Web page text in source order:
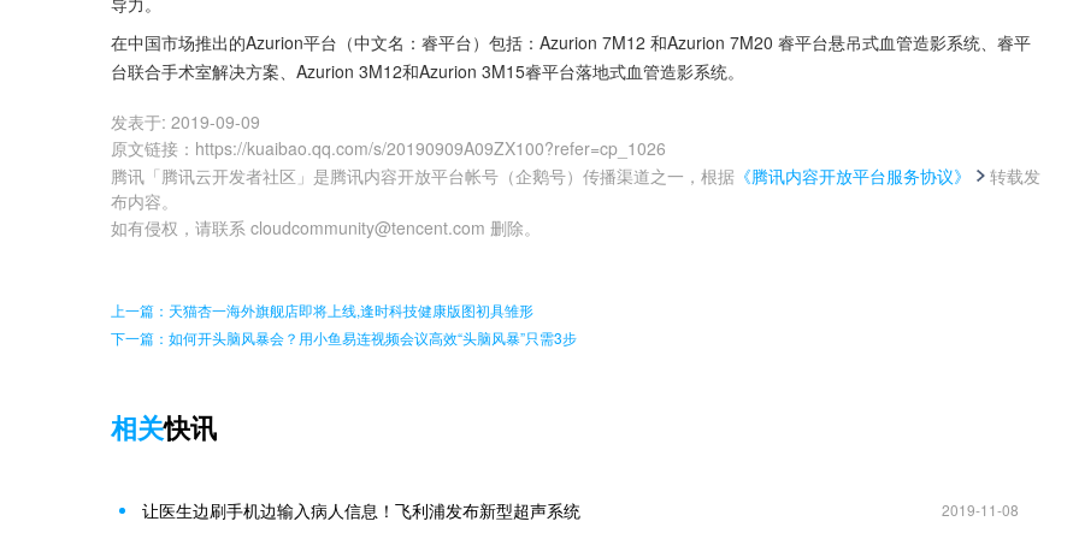
在中国市场推出的Azurion平台（中文名：睿平台）包括：Azurion 7M12 和Azurion 7M20 睿平台悬吊式血管造影系统、睿平
台联合手术室解决方案、Azurion 3M12和Azurion 3M15睿平台落地式血管造影系统。
发表于: 2019-09-09
原文链接 ： https://kuaibao.qq.com/s/20190909A09ZX100?refer=cp_1026
腾讯「腾讯云开发者社区」是腾讯内容开放平台帐号（企鹅号）传播渠道之一，根据 《腾讯内容开放平台服务协议》
转载发
布内容。
如有侵权，请联系 cloudcommunity@tencent.com 删除。
上一篇：天猫杏一海外旗舰店即将上线,逢时科技健康版图初具雏形
下一篇：如何开头脑风暴会？用小鱼易连视频会议高效“头脑风暴”只需3步
相关快讯
让医生边刷手机边输入病人信息！飞利浦发布新型超声系统 2019-11-08